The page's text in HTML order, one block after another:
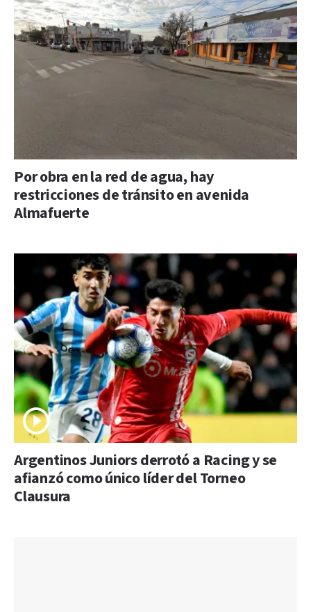
Por obra en la red de agua, hay
restricciones de tránsito en avenida
Almafuerte
Argentinos Juniors derrotó a Racing y se
afianzó como único líder del Torneo
Clausura